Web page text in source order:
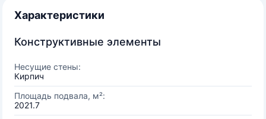
Характеристики
Конструктивные элементы
Несущие стены:
Кирпич
Площадь подвала, м²:
2021.7